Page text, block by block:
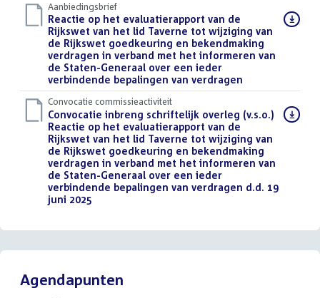
Aanbiedingsbrief
Download
bestand:
Reactie op het evaluatierapport van de
Rijkswet van het lid Taverne tot wijziging van
de Rijkswet goedkeuring en bekendmaking
verdragen in verband met het informeren van
de Staten-Generaal over een ieder
verbindende bepalingen van verdragen
Convocatie commissieactiviteit
Download
bestand:
Convocatie inbreng schriftelijk overleg (v.s.o.)
Reactie op het evaluatierapport van de
Rijkswet van het lid Taverne tot wijziging van
de Rijkswet goedkeuring en bekendmaking
verdragen in verband met het informeren van
de Staten-Generaal over een ieder
verbindende bepalingen van verdragen d.d. 19
juni 2025
Agendapunten